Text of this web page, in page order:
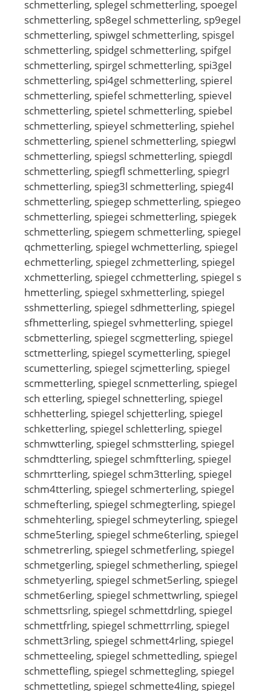
schmetterling, splegel schmetterling, spoegel
schmetterling, sp8egel schmetterling, sp9egel
schmetterling, spiwgel schmetterling, spisgel
schmetterling, spidgel schmetterling, spifgel
schmetterling, spirgel schmetterling, spi3gel
schmetterling, spi4gel schmetterling, spierel
schmetterling, spiefel schmetterling, spievel
schmetterling, spietel schmetterling, spiebel
schmetterling, spieyel schmetterling, spiehel
schmetterling, spienel schmetterling, spiegwl
schmetterling, spiegsl schmetterling, spiegdl
schmetterling, spiegfl schmetterling, spiegrl
schmetterling, spieg3l schmetterling, spieg4l
schmetterling, spiegep schmetterling, spiegeo
schmetterling, spiegei schmetterling, spiegek
schmetterling, spiegem schmetterling, spiegel
qchmetterling, spiegel wchmetterling, spiegel
echmetterling, spiegel zchmetterling, spiegel
xchmetterling, spiegel cchmetterling, spiegel s
hmetterling, spiegel sxhmetterling, spiegel
sshmetterling, spiegel sdhmetterling, spiegel
sfhmetterling, spiegel svhmetterling, spiegel
scbmetterling, spiegel scgmetterling, spiegel
sctmetterling, spiegel scymetterling, spiegel
scumetterling, spiegel scjmetterling, spiegel
scmmetterling, spiegel scnmetterling, spiegel
sch etterling, spiegel schnetterling, spiegel
schhetterling, spiegel schjetterling, spiegel
schketterling, spiegel schletterling, spiegel
schmwtterling, spiegel schmstterling, spiegel
schmdtterling, spiegel schmftterling, spiegel
schmrtterling, spiegel schm3tterling, spiegel
schm4tterling, spiegel schmerterling, spiegel
schmefterling, spiegel schmegterling, spiegel
schmehterling, spiegel schmeyterling, spiegel
schme5terling, spiegel schme6terling, spiegel
schmetrerling, spiegel schmetferling, spiegel
schmetgerling, spiegel schmetherling, spiegel
schmetyerling, spiegel schmet5erling, spiegel
schmet6erling, spiegel schmettwrling, spiegel
schmettsrling, spiegel schmettdrling, spiegel
schmettfrling, spiegel schmettrrling, spiegel
schmett3rling, spiegel schmett4rling, spiegel
schmetteeling, spiegel schmettedling, spiegel
schmettefling, spiegel schmettegling, spiegel
schmettetling, spiegel schmette4ling, spiegel